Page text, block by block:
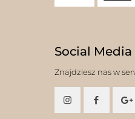
Social Media
Znajdziesz nas w